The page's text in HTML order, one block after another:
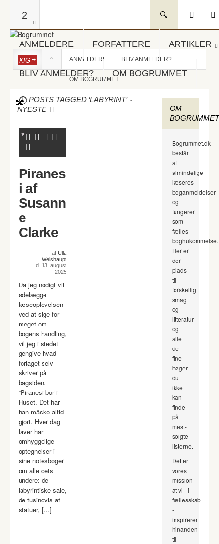
2
ANMELDERE FORFATTERE ARTIKLER
BLIV ANMELDER? OM BOGRUMMET
KIG ANMELDERE BLIV ANMELDER?
OM BOGRUMMET
POSTS TAGGED ‘LABYRINT’ -
NYESTE
Piranes
i af
Susann
e
Clarke
af Ulla
Weishaupt
d. 13. august
2025
Da jeg nødigt vil
ødelægge
læseoplevelsen
ved at sige for
meget om
bogens handling,
vil jeg i stedet
gengive hvad
forlaget selv
skriver på
bagsiden.
“Piranesi bor i
Huset. Det har
han måske altid
gjort. Hver dag
laver han
omhyggelige
optegnelser i
sine notesbøger
om alle dets
undere: de
labyrintiske sale,
de tusindvis af
statuer, […]
OM
BOGRUMMET
Bogrummet.dk
består
af
almindelige
læseres
boganmeldelser
og
fungerer
som
fælles
boghukommelse.
Her er
der
plads
til
forskellig
smag
og
litteratur
og
alle
de
fine
bøger
du
ikke
kan
finde
på
mest-
solgte
listerne.
Det er
vores
mission
at vi - i
fællesskab
-
inspirerer
hinanden
til